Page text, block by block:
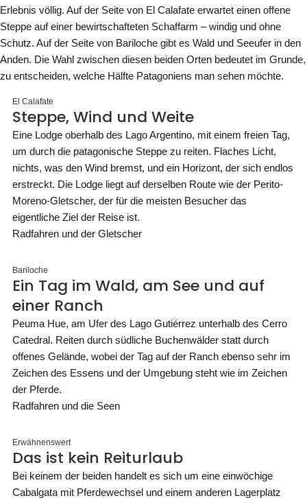
Erlebnis völlig. Auf der Seite von El Calafate erwartet einen offene
Steppe auf einer bewirtschafteten Schaffarm – windig und ohne
Schutz. Auf der Seite von Bariloche gibt es Wald und Seeufer in den
Anden. Die Wahl zwischen diesen beiden Orten bedeutet im Grunde,
zu entscheiden, welche Hälfte Patagoniens man sehen möchte.
El Calafate
Steppe, Wind und Weite
Eine Lodge oberhalb des Lago Argentino, mit einem freien Tag,
um durch die patagonische Steppe zu reiten. Flaches Licht,
nichts, was den Wind bremst, und ein Horizont, der sich endlos
erstreckt. Die Lodge liegt auf derselben Route wie der Perito-
Moreno-Gletscher, der für die meisten Besucher das
eigentliche Ziel der Reise ist.
Radfahren und der Gletscher
Bariloche
Ein Tag im Wald, am See und auf
einer Ranch
Peuma Hue, am Ufer des Lago Gutiérrez unterhalb des Cerro
Catedral. Reiten durch südliche Buchenwälder statt durch
offenes Gelände, wobei der Tag auf der Ranch ebenso sehr im
Zeichen des Essens und der Umgebung steht wie im Zeichen
der Pferde.
Radfahren und die Seen
Erwähnenswert
Das ist kein Reiturlaub
Bei keinem der beiden handelt es sich um eine einwöchige
Cabalgata mit Pferdewechsel und einem anderen Lagerplatz